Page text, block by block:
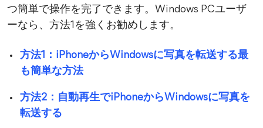
つ簡単で操作を完了できます。Windows PCユーザ
ーなら、方法1を強くお勧めします。
方法1：iPhoneからWindowsに写真を転送する最
も簡単な方法
方法2：自動再生でiPhoneからWindowsに写真を
転送する